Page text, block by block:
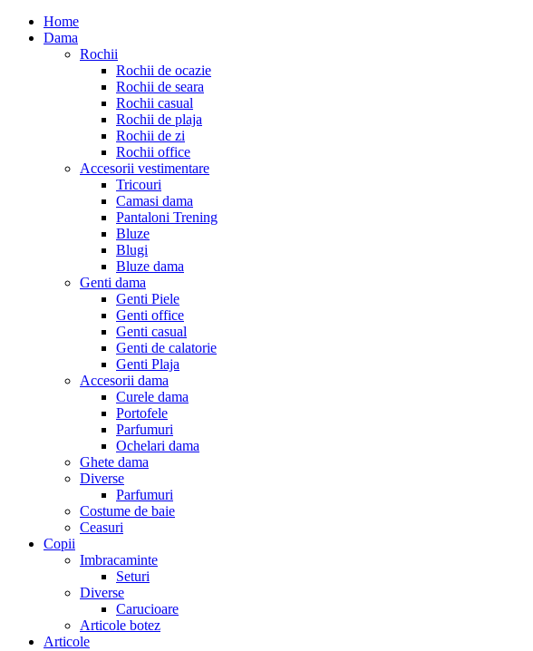
Home
Dama
Rochii
Rochii de ocazie
Rochii de seara
Rochii casual
Rochii de plaja
Rochii de zi
Rochii office
Accesorii vestimentare
Tricouri
Camasi dama
Pantaloni Trening
Bluze
Blugi
Bluze dama
Genti dama
Genti Piele
Genti office
Genti casual
Genti de calatorie
Genti Plaja
Accesorii dama
Curele dama
Portofele
Parfumuri
Ochelari dama
Ghete dama
Diverse
Parfumuri
Costume de baie
Ceasuri
Copii
Imbracaminte
Seturi
Diverse
Carucioare
Articole botez
Articole